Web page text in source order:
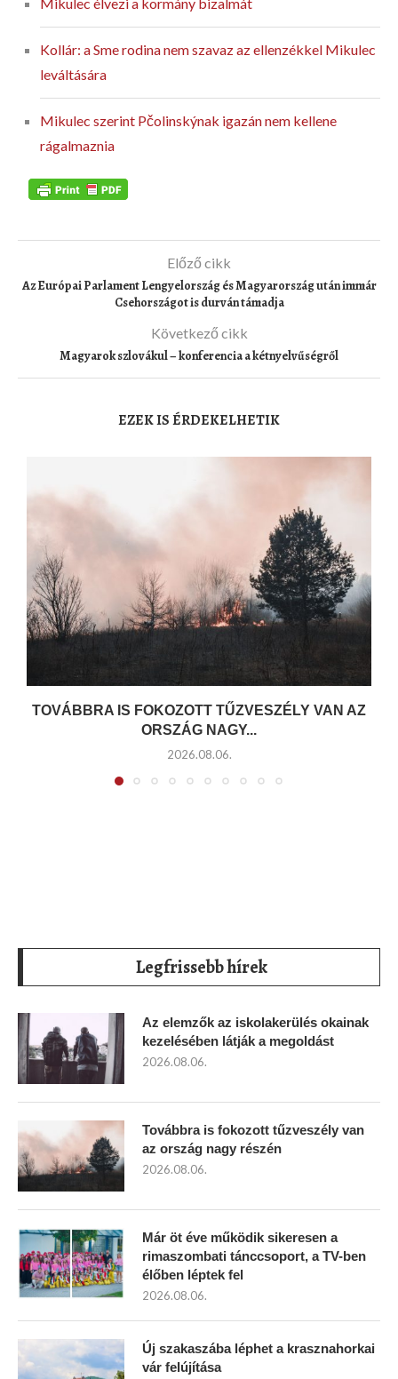
Kollár: a Sme rodina nem szavaz az ellenzékkel Mikulec
leváltására
Mikulec szerint Pčolinskýnak igazán nem kellene
rágalmaznia
Előző cikk
Az Európai Parlament Lengyelország és Magyarország után immár
Csehországot is durván támadja
Következő cikk
Magyarok szlovákul – konferencia a kétnyelvűségről
EZEK IS ÉRDEKELHETIK
TOVÁBBRA IS FOKOZOTT TŰZVESZÉLY VAN AZ
ORSZÁG NAGY...
2026.08.06.
Legfrissebb hírek
Az elemzők az iskolakerülés okainak
kezelésében látják a megoldást
2026.08.06.
Továbbra is fokozott tűzveszély van
az ország nagy részén
2026.08.06.
Már öt éve működik sikeresen a
rimaszombati tánccsoport, a TV-ben
élőben léptek fel
2026.08.06.
Új szakaszába léphet a krasznahorkai
vár felújítása